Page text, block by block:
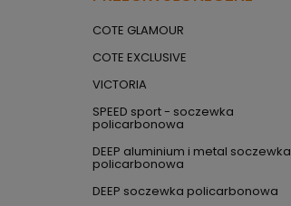
COTE GLAMOUR
COTE EXCLUSIVE
VICTORIA
SPEED sport - soczewka
policarbonowa
DEEP aluminium i metal soczewka
policarbonowa
DEEP soczewka policarbonowa